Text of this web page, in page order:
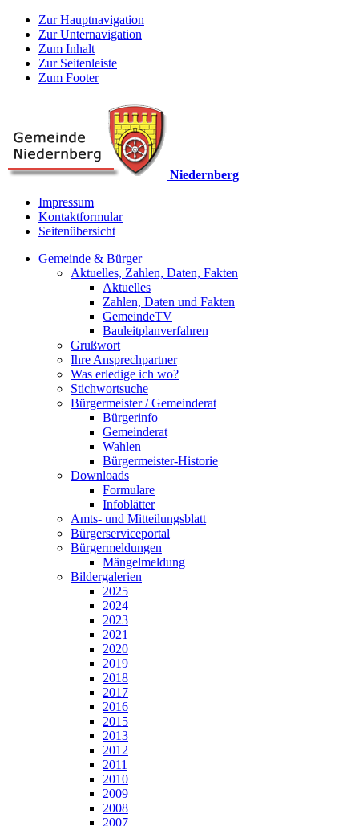
Zur Hauptnavigation
Zur Unternavigation
Zum Inhalt
Zur Seitenleiste
Zum Footer
Niedernberg
Impressum
Kontaktformular
Seitenübersicht
Gemeinde & Bürger
Aktuelles, Zahlen, Daten, Fakten
Aktuelles
Zahlen, Daten und Fakten
GemeindeTV
Bauleitplanverfahren
Grußwort
Ihre Ansprechpartner
Was erledige ich wo?
Stichwortsuche
Bürgermeister / Gemeinderat
Bürgerinfo
Gemeinderat
Wahlen
Bürgermeister-Historie
Downloads
Formulare
Infoblätter
Amts- und Mitteilungsblatt
Bürgerserviceportal
Bürgermeldungen
Mängelmeldung
Bildergalerien
2025
2024
2023
2021
2020
2019
2018
2017
2016
2015
2013
2012
2011
2010
2009
2008
2007